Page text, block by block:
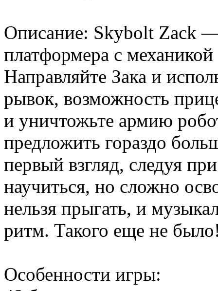
Описание: Skybolt Zack —
платформера с
Направляйте Зака и
рывок, возможность
и уничтожьте армию
предложить гораздо
первый взгляд, следуя
научиться, но сложно
нельзя прыгать, и
ритм. Такого еще не
Особенности игры: